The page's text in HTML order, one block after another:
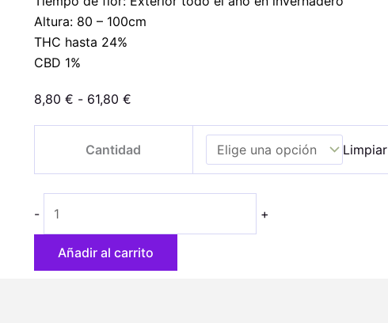
Altura: 80 – 100cm
THC hasta 24%
CBD 1%
8,80 € - 61,80 €Rango
desde
Cantidad Limpiar
-
Mimosa
Lemon
cantidad
+
Añadir al carrito